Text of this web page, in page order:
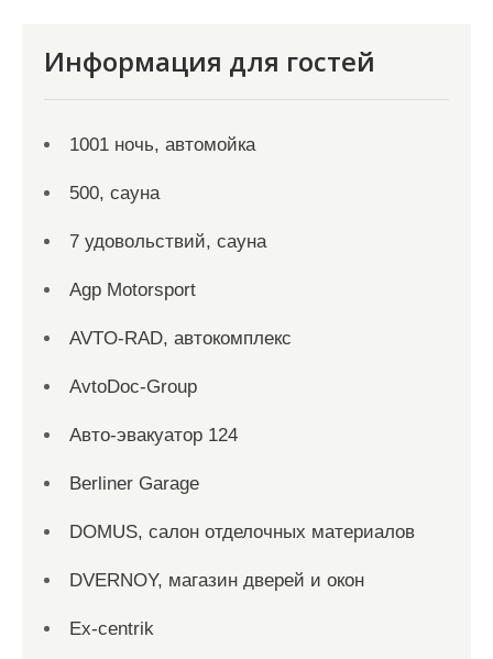
Информация для гостей
1001 ночь, автомойка
500, сауна
7 удовольствий, сауна
Agp Motorsport
AVTO-RAD, автокомплекс
AvtoDoc-Group
Aвто-эвакуатор 124
Berliner Garage
DOMUS, салон отделочных материалов
DVERNOY, магазин дверей и окон
Ex-centrik